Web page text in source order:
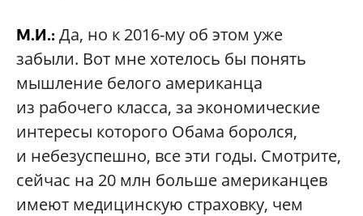
М.И.:Да, но к 2016-му об этом уже
забыли. Вот мне хотелось бы понять
мышление белого американца
из рабочего класса, за экономические
интересы которого Обама боролся,
и небезуспешно, все эти годы. Смотрите,
сейчас на 20 млн больше американцев
имеют медицинскую страховку, чем